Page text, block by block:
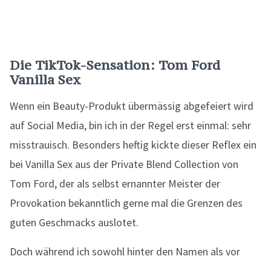
Die TikTok-Sensation: Tom Ford
Vanilla Sex
Wenn ein Beauty-Produkt übermässig abgefeiert wird
auf Social Media, bin ich in der Regel erst einmal: sehr
misstrauisch. Besonders heftig kickte dieser Reflex ein
bei Vanilla Sex aus der Private Blend Collection von
Tom Ford, der als selbst ernannter Meister der
Provokation bekanntlich gerne mal die Grenzen des
guten Geschmacks auslotet.
Doch während ich sowohl hinter den Namen als vor